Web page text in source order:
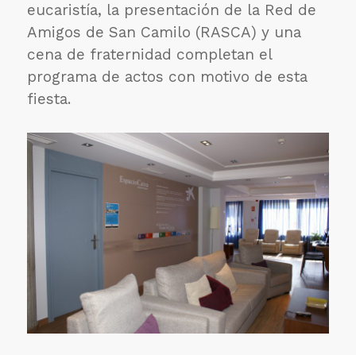
eucaristía, la presentación de la Red de
Amigos de San Camilo (RASCA) y una
cena de fraternidad completan el
programa de actos con motivo de esta
fiesta.